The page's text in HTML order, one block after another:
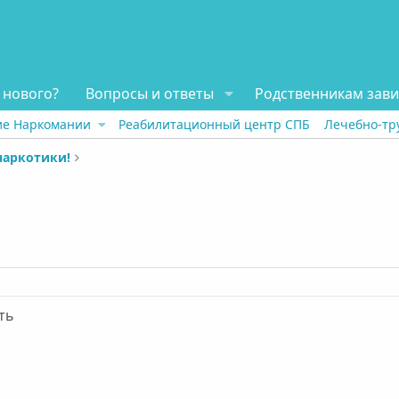
Вопросы и ответы Родственникам
Наркомании Реабилитационный центр СПБ
Лечебно-